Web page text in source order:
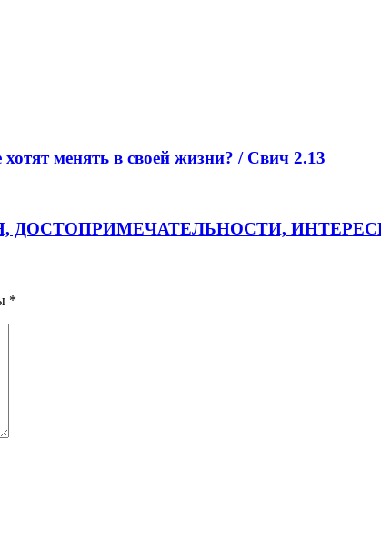
менять в своей жизни? / Свич 2.13
ДОСТОПРИМЕЧАТЕЛЬНОСТИ,
*